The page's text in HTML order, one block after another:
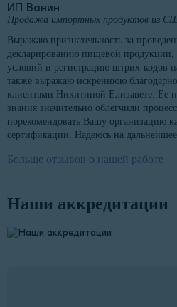
ИП Ванин
Продажа импортных продуктов из
Выражаю признательность за
декларированию пищевой продукции,
условий и регистрацию штрих-кодов
также выражаю искреннюю
клиентами Никитиной Елизавете. Ее
знания значительно облегчили
порекомендовать Вашу организацию
сертификации. Надеюсь на дальнейшее
Больше отзывов о нашей работе
Наши аккредитации